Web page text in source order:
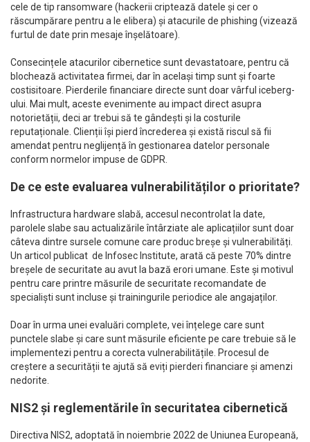
cele de tip ransomware (hackerii criptează datele și cer o
răscumpărare pentru a le elibera) și atacurile de phishing (vizează
furtul de date prin mesaje înșelătoare).
Consecințele atacurilor cibernetice sunt devastatoare, pentru că
blochează activitatea firmei, dar în același timp sunt și foarte
costisitoare. Pierderile financiare directe sunt doar vârful iceberg-
ului. Mai mult, aceste evenimente au impact direct asupra
notorietății, deci ar trebui să te gândești și la costurile
reputaționale. Clienții își pierd încrederea și există riscul să fii
amendat pentru neglijență în gestionarea datelor personale
conform normelor impuse de GDPR.
De ce este evaluarea vulnerabilităților o prioritate?
Infrastructura hardware slabă, accesul necontrolat la date,
parolele slabe sau actualizările întârziate ale aplicațiilor sunt doar
câteva dintre sursele comune care produc breșe și vulnerabilități.
Un articol publicat de Infosec Institute, arată că peste 70% dintre
breșele de securitate au avut la bază erori umane. Este și motivul
pentru care printre măsurile de securitate recomandate de
specialiști sunt incluse și trainingurile periodice ale angajaților.
Doar în urma unei evaluări complete, vei înțelege care sunt
punctele slabe și care sunt măsurile eficiente pe care trebuie să le
implementezi pentru a corecta vulnerabilitățile. Procesul de
creștere a securității te ajută să eviți pierderi financiare și amenzi
nedorite.
NIS2 și reglementările în securitatea cibernetică
Directiva NIS2, adoptată în noiembrie 2022 de Uniunea Europeană,